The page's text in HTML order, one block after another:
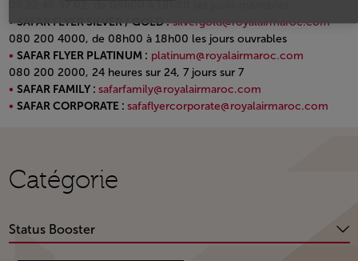
SAFAR FLYER SILVER / GOLD :silvergold@royalairmaroc.com
080 200 4000, de 08h00 à 18h00 les jours ouvrables
SAFAR FLYER PLATINUM : platinum@royalairmaroc.com
080 200 2000, 24 heures sur 24, 7 jours sur 7
SAFAR FAMILY : safarfamily@royalairmaroc.com
SAFAR CORPORATE : safaflyercorporate@royalairmaroc.com
Catégorie
Status Booster